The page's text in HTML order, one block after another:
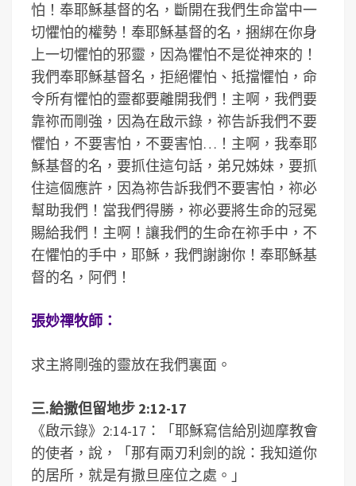
怕！奉耶穌基督的名，斷開在我們生命當中一
切懼怕的權勢！奉耶穌基督的名，捆綁在你身
上一切懼怕的邪靈，因為懼怕不是從神來的！
我們奉耶穌基督名，拒絕懼怕、抵擋懼怕，命
令所有懼怕的靈都要離開我們！主啊，我們要
靠祢而剛強，因為在啟示錄，祢告訴我們不要
懼怕，不要害怕，不要害怕…！主啊，我奉耶
穌基督的名，要抓住這句話，弟兄姊妹，要抓
住這個應許，因為祢告訴我們不要害怕，祢必
幫助我們！當我們得勝，祢必要將生命的冠冕
賜給我們！主啊！讓我們的生命在祢手中，不
在懼怕的手中，耶穌，我們謝謝你！奉耶穌基
督的名，阿們！
張妙禪牧師：
求主將剛強的靈放在我們裏面。
三.給撒但留地步 2:12-17
《啟示錄》2:14-17：「耶穌寫信給別迦摩教會
的使者，說，「那有兩刃利劍的說：我知道你
的居所，就是有撒旦座位之處。」